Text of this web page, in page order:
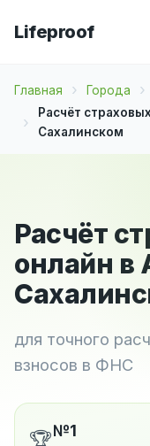
Lifeproof
Главная Города
Расчёт
Сахалинском
Расчёт
онлайн в
для точного
взносов в ФНС
№1